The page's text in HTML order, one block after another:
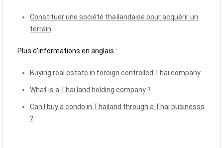
Constituer une société thaïlandaise pour acquérir un
terrain
Plus d’informations en anglais :
Buying real estate in foreign controlled Thai company
What is a Thai land holding company ?
Can I buy a condo in Thailand through a Thai businesss
?